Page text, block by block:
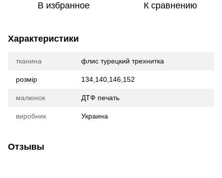
В избранное К сравнению
Характеристики
тканина флис турецкий трехнитка
розмір 134,140,146,152
малюнок ДТФ печать
виробник Украина
Отзывы